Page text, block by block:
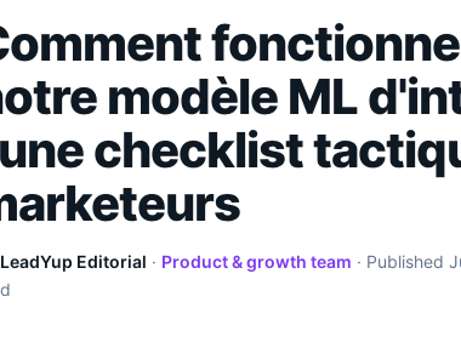
modèle ML
checklist
LeadYup Editorial · Product & growth team · Published